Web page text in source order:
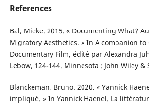
References
Bal, Mieke. 2015. « Documenting What?
Migratory Aesthetics. » In A companion to
Documentary Film, édité par Alexandra
Lebow, 124-144. Minnesota : John Wiley &
Blanckeman, Bruno. 2020. « Yannick
impliqué. » In Yannick Haenel. La